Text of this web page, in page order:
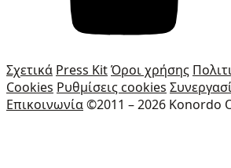
Σχετικά Press KitΌροι χρήσης
Cookies Ρυθμίσεις cookies
Επικοινωνία©2011 – 2026 Konordo